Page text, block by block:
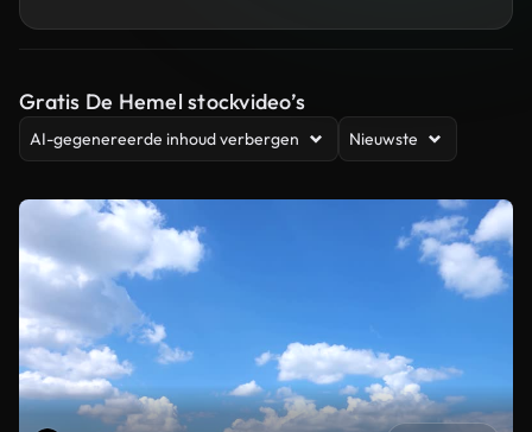
Gratis De Hemel stockvideo’s
AI-gegenereerde inhoud verbergen Nieuwste